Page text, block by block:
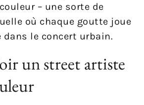
– une sorte de
où chaque goutte joue
dans le concert urbain.
un street artiste